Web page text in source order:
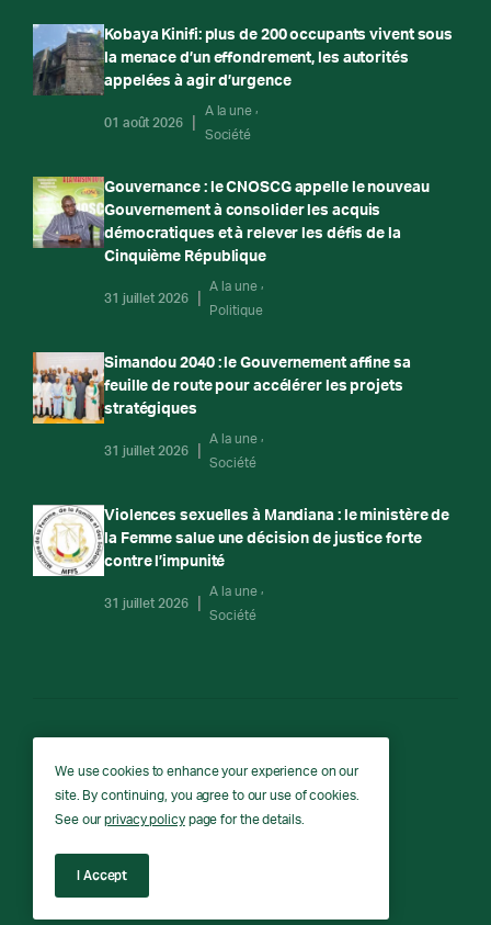
Kobaya Kinifi: plus de 200 occupants vivent sous
la menace d’un effondrement, les autorités
appelées à agir d’urgence
01 août 2026
A la une
Société
Gouvernance : le CNOSCG appelle le nouveau
Gouvernement à consolider les acquis
démocratiques et à relever les défis de la
Cinquième République
31 juillet 2026
A la une
Politique
Simandou 2040 : le Gouvernement affine sa
feuille de route pour accélérer les projets
stratégiques
31 juillet 2026
A la une
Société
Violences sexuelles à Mandiana : le ministère de
la Femme salue une décision de justice forte
contre l’impunité
31 juillet 2026
A la une
Société
RTG
RTG © Copyright 2026 - All rights reserved.
We use cookies to enhance your experience on our
site. By continuing, you agree to our use of cookies.
See ourprivacy policypage for the details.
I Accept